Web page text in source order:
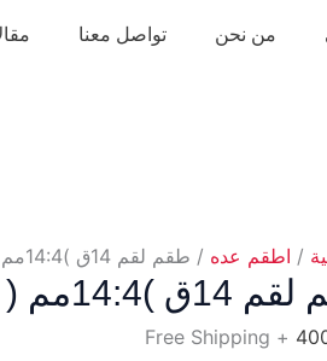
من نحن تواصل معنا
/ اطقم عده / طقم لقم 14ق )14:4مم ( مربع 1/4″
( مربع 1/4″
+ Free Shipping